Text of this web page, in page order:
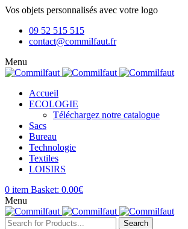
Vos objets personnalisés avec votre logo
09 52 515 515
contact@commilfaut.fr
Menu
Accueil
ECOLOGIE
Téléchargez notre catalogue
Sacs
Bureau
Technologie
Textiles
LOISIRS
0 item Basket: 0.00€
Menu
Search